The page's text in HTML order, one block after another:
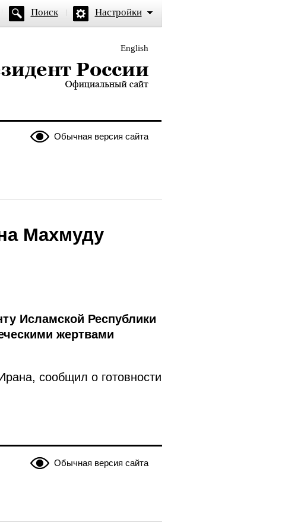
Поиск Настройки
English
— официальный сайт
Обычная версия сайта
Махмуду
Исламской Республики
жертвами
сообщил о готовности
Обычная версия сайта